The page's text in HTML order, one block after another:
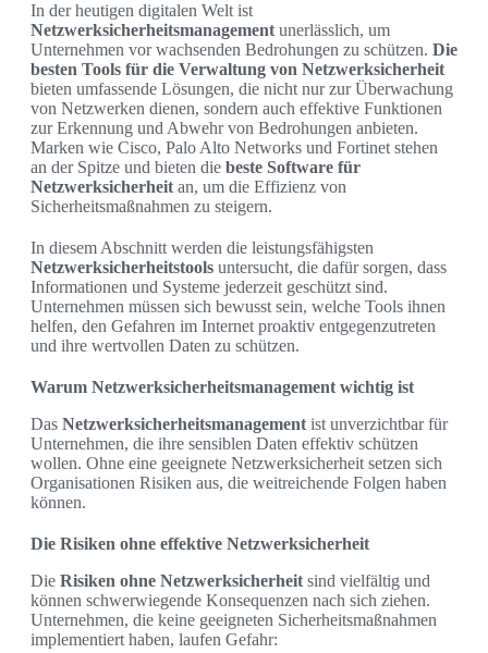
In der heutigen digitalen Welt ist
Netzwerksicherheitsmanagement unerlässlich, um
Unternehmen vor wachsenden Bedrohungen zu schützen. Die
besten Tools für die Verwaltung von Netzwerksicherheit
bieten umfassende Lösungen, die nicht nur zur Überwachung
von Netzwerken dienen, sondern auch effektive Funktionen
zur Erkennung und Abwehr von Bedrohungen anbieten.
Marken wie Cisco, Palo Alto Networks und Fortinet stehen
an der Spitze und bieten die beste Software für
Netzwerksicherheit an, um die Effizienz von
Sicherheitsmaßnahmen zu steigern.
In diesem Abschnitt werden die leistungsfähigsten
Netzwerksicherheitstools untersucht, die dafür sorgen, dass
Informationen und Systeme jederzeit geschützt sind.
Unternehmen müssen sich bewusst sein, welche Tools ihnen
helfen, den Gefahren im Internet proaktiv entgegenzutreten
und ihre wertvollen Daten zu schützen.
Warum Netzwerksicherheitsmanagement wichtig ist
Das Netzwerksicherheitsmanagement ist unverzichtbar für
Unternehmen, die ihre sensiblen Daten effektiv schützen
wollen. Ohne eine geeignete Netzwerksicherheit setzen sich
Organisationen Risiken aus, die weitreichende Folgen haben
können.
Die Risiken ohne effektive Netzwerksicherheit
Die Risiken ohne Netzwerksicherheit sind vielfältig und
können schwerwiegende Konsequenzen nach sich ziehen.
Unternehmen, die keine geeigneten Sicherheitsmaßnahmen
implementiert haben, laufen Gefahr: